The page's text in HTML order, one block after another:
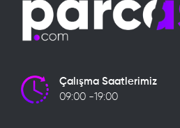
Çalışma Saatlerimiz
09:00 -19:00